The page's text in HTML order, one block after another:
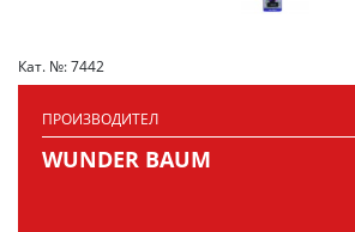
Кат. №: 7442
ПРОИЗВОДИТЕЛ
WUNDER BAUM